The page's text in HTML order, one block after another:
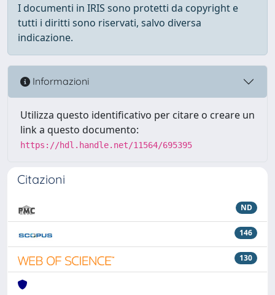
I documenti in IRIS sono protetti da copyright e
tutti i diritti sono riservati, salvo diversa
indicazione.
Informazioni
Utilizza questo identificativo per citare o creare un
link a questo documento:
https://hdl.handle.net/11564/695395
Citazioni
ND
146
130